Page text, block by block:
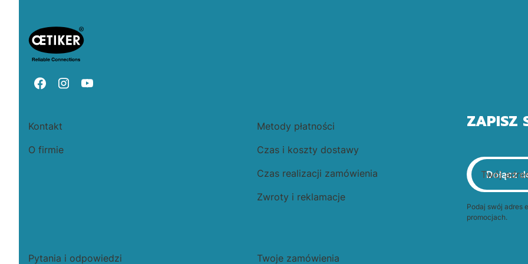
Linki w stopce
Kontakt
O firmie
Metody płatności
Czas i koszty dostawy
Czas realizacji zamówienia
Zwroty i reklamacje
Pytania i odpowiedzi Twoje zamówienia
ZAPISZ
Twój
Dołącz
Podaj swój adres
promocjach.